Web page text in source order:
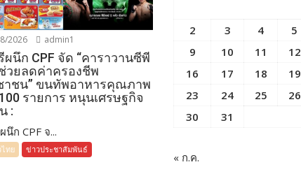
2026 admin1
ผนึก CPF จัด “คาราวานซีพี
วยลดค่าครองชีพ
าชน” ขนทัพอาหารคุณภาพ
รายการ หนุนเศรษฐกิจ
:
นึก CPF จ...
ทย ข่าวประชาสัมพันธ์
2
3 4 5
9
10 11 12
16
17 18 19
23
24 25 26
30
31
« ก.ค.